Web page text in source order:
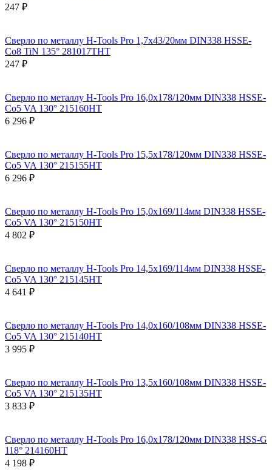
247 ₽
Сверло по металлу H-Tools Pro 1,7x43/20мм DIN338 HSSE-
Co8 TiN 135° 281017THT
247 ₽
Сверло по металлу H-Tools Pro 16,0x178/120мм DIN338 HSSE-
Co5 VA 130° 215160HT
6 296 ₽
Сверло по металлу H-Tools Pro 15,5x178/120мм DIN338 HSSE-
Co5 VA 130° 215155HT
6 296 ₽
Сверло по металлу H-Tools Pro 15,0x169/114мм DIN338 HSSE-
Co5 VA 130° 215150HT
4 802 ₽
Сверло по металлу H-Tools Pro 14,5x169/114мм DIN338 HSSE-
Co5 VA 130° 215145HT
4 641 ₽
Сверло по металлу H-Tools Pro 14,0x160/108мм DIN338 HSSE-
Co5 VA 130° 215140HT
3 995 ₽
Сверло по металлу H-Tools Pro 13,5x160/108мм DIN338 HSSE-
Co5 VA 130° 215135HT
3 833 ₽
Сверло по металлу H-Tools Pro 16,0x178/120мм DIN338 HSS-G
118° 214160HT
4 198 ₽